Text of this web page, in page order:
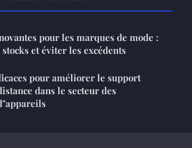
pour les marques de mode :
et éviter les excédents
pour améliorer le support
dans le secteur des